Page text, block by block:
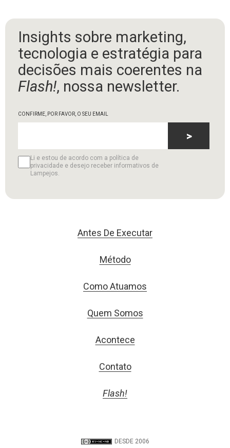
Insights sobre marketing,
tecnologia e estratégia para
decisões mais coerentes na
Flash!, nossa newsletter.
CONFIRME, POR FAVOR, O SEU EMAIL
Li e estou de acordo com a política de
privacidade e desejo receber informativos de
Lampejos.
>
Antes De Executar
Método
Como Atuamos
Quem Somos
Acontece
Contato
Flash!
DESDE 2006